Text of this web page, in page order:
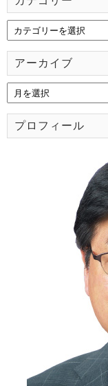
アーカイブ
プロフィール